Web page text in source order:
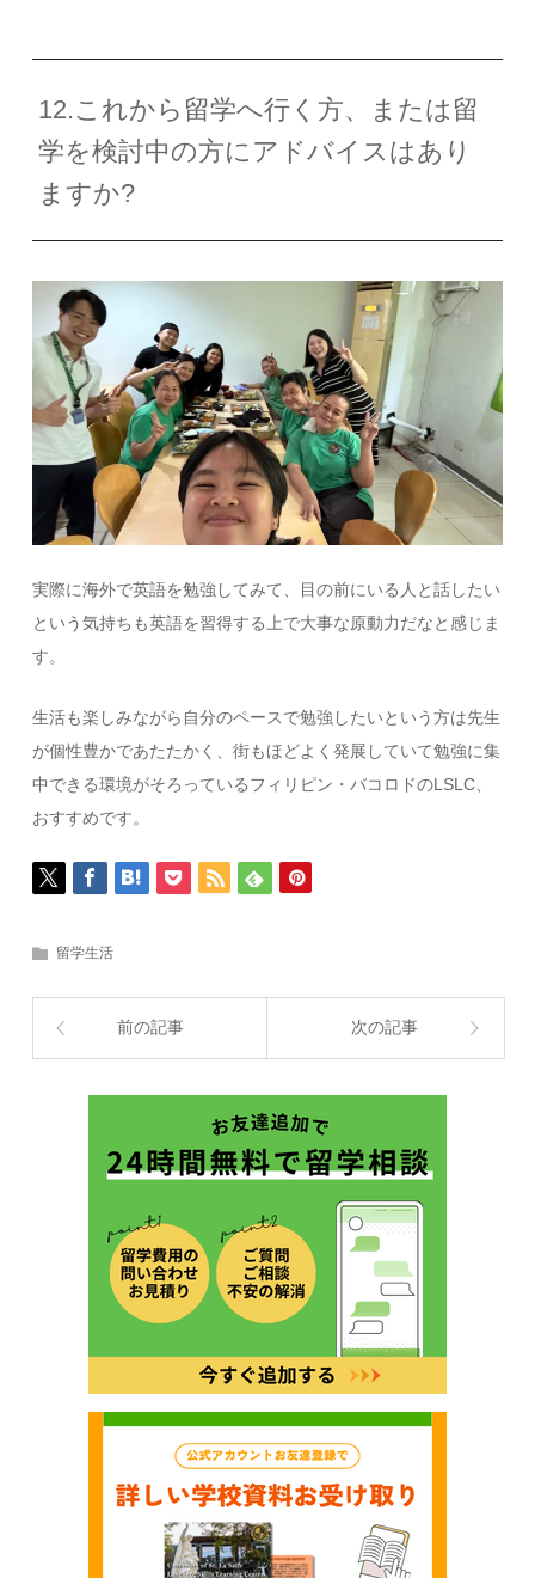
12.これから留学へ行く方、または留
学を検討中の方にアドバイスはあり
ますか?
実際に海外で英語を勉強してみて、目の前にいる人と話したい
という気持ちも英語を習得する上で大事な原動力だなと感じま
す。
生活も楽しみながら自分のペースで勉強したいという方は先生
が個性豊かであたたかく、街もほどよく発展していて勉強に集
中できる環境がそろっているフィリピン・バコロドのLSLC、
おすすめです。
留学生活
前の記事 次の記事